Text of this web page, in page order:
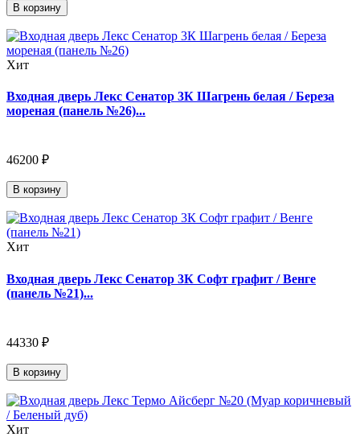
В корзину
Хит
Входная дверь Лекс Сенатор 3К Шагрень белая / Береза
мореная (панель №26)...
46200 ₽
В корзину
Хит
Входная дверь Лекс Сенатор 3К Софт графит / Венге
(панель №21)...
44330 ₽
В корзину
Хит